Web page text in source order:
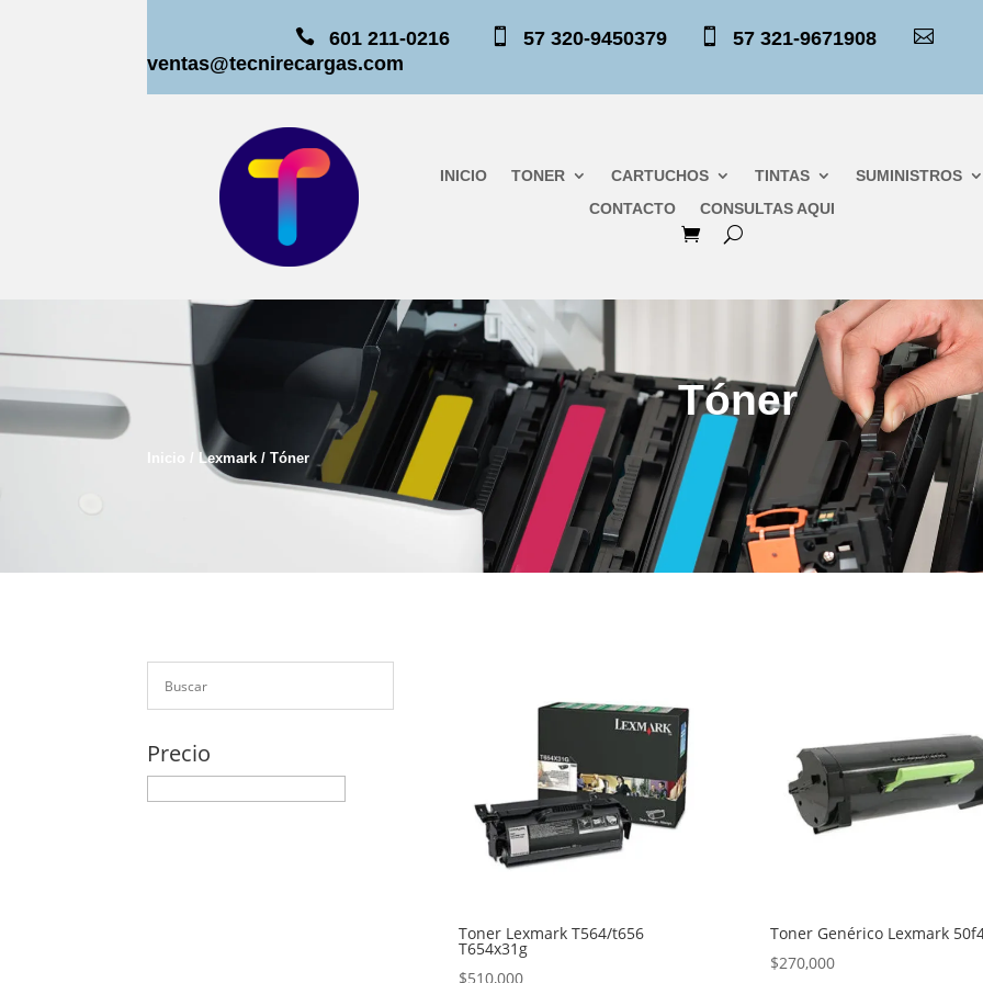
 601 211-0216  57 320-9450379  57 321-9671908 
ventas@tecnirecargas.com
INICIO TONER CARTUCHOS TINTAS
SUMINISTROS
CONTACTO
CONSULTAS AQUI
Tóner
Lexmark / Tóner
Precio
Toner Lexmark T564/t656
T654x31g
$510,000
Toner Genérico Lexmark
$270,000